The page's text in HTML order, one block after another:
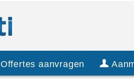
Offertes aanvragen